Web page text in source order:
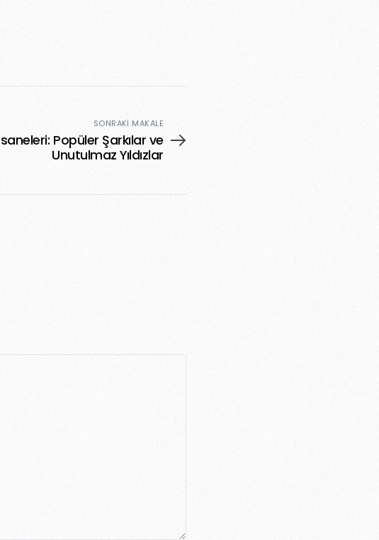
SONRAKI MAKALE
Popüler Şarkılar ve
Unutulmaz Yıldızlar